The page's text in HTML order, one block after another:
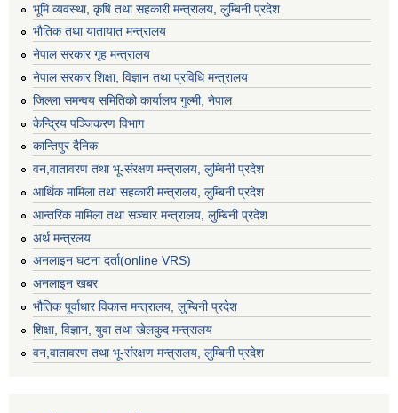
भूमि व्यवस्था, कृषि तथा सहकारी मन्त्रालय, लु्म्बिनी प्रदेश
भाैतिक तथा यातायात मन्त्रालय
नेपाल सरकार गृह मन्त्रालय
नेपाल सरकार शिक्षा, विज्ञान तथा प्रविधि मन्त्रालय
जिल्ला समन्वय समितिको कार्यालय गुल्मी, नेपाल
केन्द्रिय पञ्जिकरण विभाग
कान्तिपुर दैनिक
वन,वातावरण तथा भू-संरक्षण मन्त्रालय, लुम्बिनी प्रदेश
आर्थिक मामिला तथा सहकारी मन्त्रालय, लुम्बिनी प्रदेश
आन्तरिक मामिला तथा सञ्चार मन्त्रालय, लुम्बिनी प्रदेश
अर्थ मन्त्रलय
अनलाइन घटना दर्ता(online VRS)
अनलाइन खबर
भौतिक पूर्वाधार विकास मन्त्रालय, लुम्बिनी प्रदेश
शिक्षा, विज्ञान, युवा तथा खेलकुद मन्‍‍त्रालय
वन,वातावरण तथा भू-संरक्षण मन्त्रालय, लुम्बिनी प्रदेश